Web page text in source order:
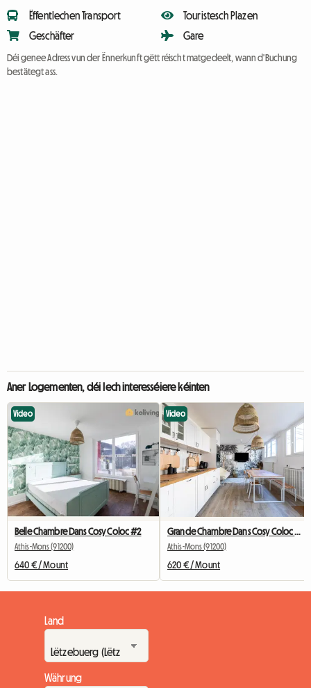
Ëffentlechen Transport
Geschäfter
Touristesch Plazen
Gare
Déi genee Adress vun der Ënnerkunft gëtt réischt matgedeelt, wann d'Buchung
bestätegt ass.
Aner Logementen, déi Iech interesséiere kéinten
Video
Belle Chambre Dans Cosy Coloc #2
Athis-Mons (91200)
640 € / Mount
Video
Athis-Mons (91200)
620 € / Mount
Land
Währung